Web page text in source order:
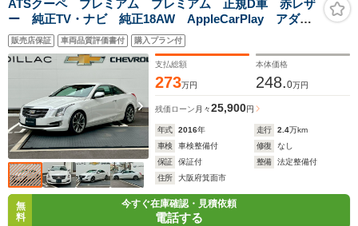
ATSクーペ プレミアム プレミアム 正規D車 赤レザ
ー 純正TV・ナビ 純正18AW AppleCarPlay アダプ
ティブクルーズ ヘッドアップディスプレイ シートヒ
ーター マグネティックライド BOSEサウンド
販売店保証 車両品質評価書付 購入プラン付
支払総額
273万円
本体価格
248.0万円
残価ローン 月々25,900円
年式 2016年 走行 2.4万km
車検
車検整備付 修復
なし
保証
保証付 整備
法定整備付
住所
大阪府箕面市
無
料
今すぐ在庫確認・見積依頼
電話する